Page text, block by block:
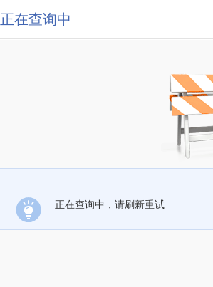
正在查询中
正在查询中，请刷新重试